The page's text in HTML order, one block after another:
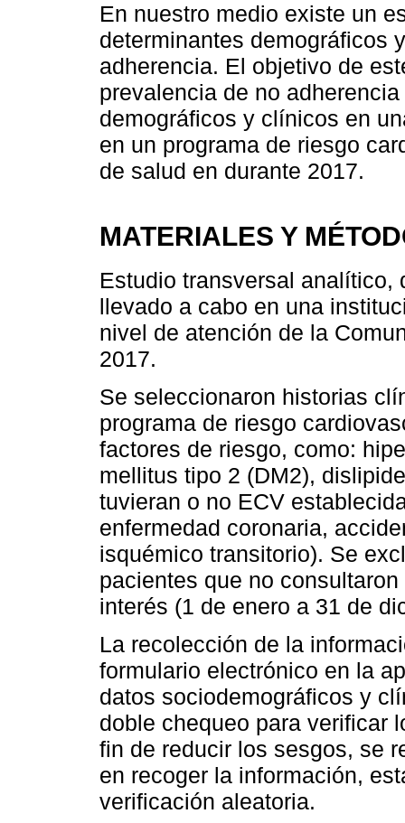
En nuestro medio existe un
determinantes demográficos
adherencia. El objetivo de
prevalencia de no
demográficos y clínicos en
en un programa de riesgo
de salud en durante 2017.
MATERIALES Y
Estudio transversal analítico,
llevado a cabo en una
nivel de atención de la
2017.
Se seleccionaron historias
programa de riesgo
factores de riesgo, como:
mellitus tipo 2 (DM2),
tuvieran o no ECV
enfermedad coronaria,
isquémico transitorio). Se
pacientes que no
interés (1 de enero a 31 de
La recolección de la
formulario electrónico en la
datos sociodemográficos y
doble chequeo para verificar
fin de reducir los sesgos, se
en recoger la información,
verificación aleatoria.